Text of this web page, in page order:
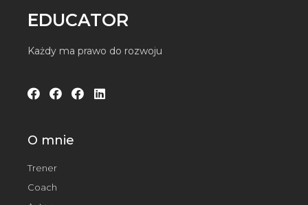
EDUCATOR
Każdy ma prawo do rozwoju
O mnie
Trener
Coach